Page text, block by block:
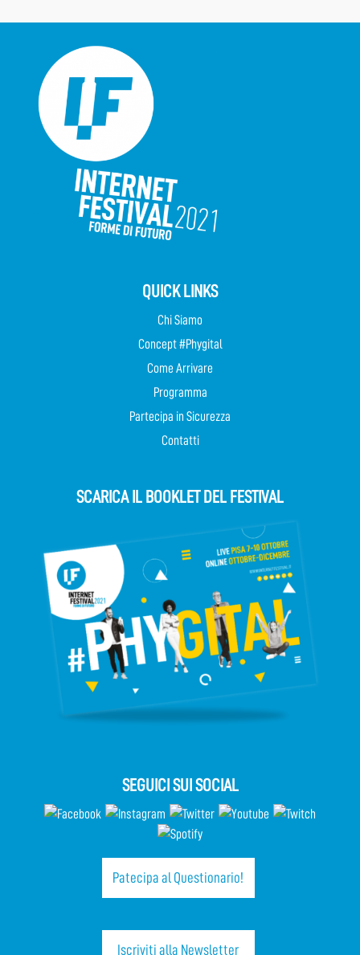
QUICK LINKS
Chi Siamo
Concept #Phygital
Come Arrivare
Programma
Partecipa in Sicurezza
Contatti
SCARICA IL BOOKLET DEL FESTIVAL
SEGUICI SUI SOCIAL
Patecipa al Questionario!
Iscriviti alla Newsletter